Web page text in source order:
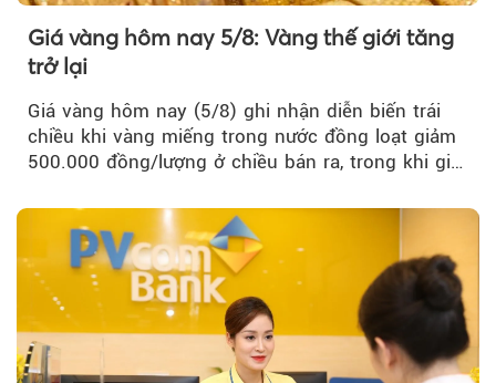
Giá vàng hôm nay 5/8: Vàng thế giới tăng
trở lại
Giá vàng hôm nay (5/8) ghi nhận diễn biến trái
chiều khi vàng miếng trong nước đồng loạt giảm
500.000 đồng/lượng ở chiều bán ra, trong khi giá
thương hiệu.